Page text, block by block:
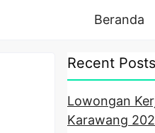
Beranda
Recent Posts
Lowongan
Karawang